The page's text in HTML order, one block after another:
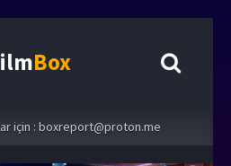
Box
için : boxreport@proton.me